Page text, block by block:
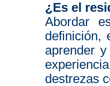
¿Es el
Abordar
definición,
aprender
destrezas